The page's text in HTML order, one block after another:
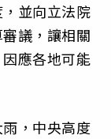
並向立法院
議，讓相關
應各地可能
，中央高度